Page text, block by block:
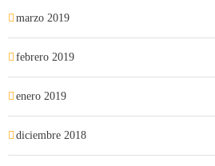
marzo 2019
febrero 2019
enero 2019
diciembre 2018